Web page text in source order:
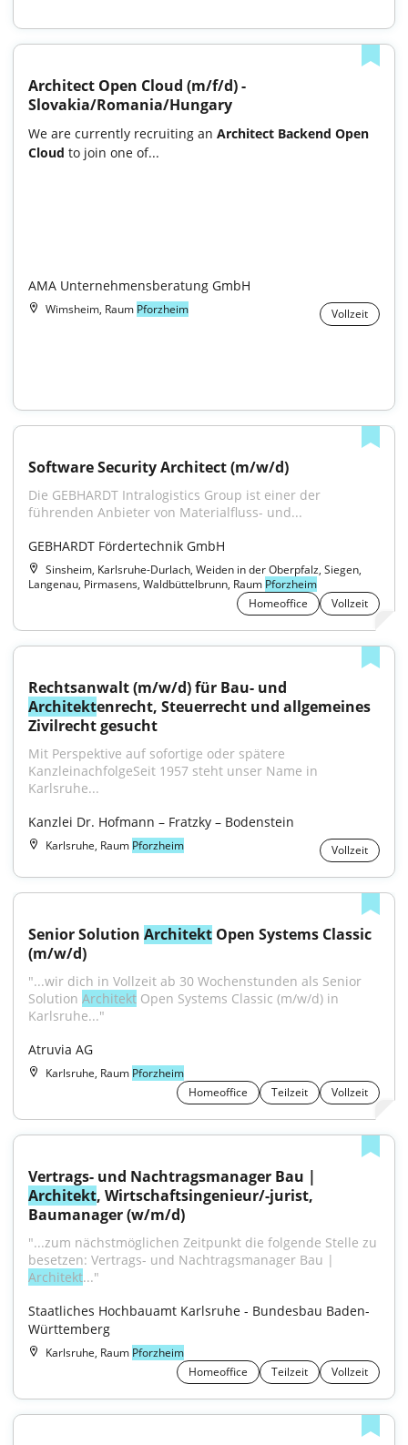
Architect Open Cloud (m/f/d) -
Slovakia/Romania/Hungary
We are currently recruiting an Architect Backend Open
Cloud to join one of...
AMA Unternehmensberatung GmbH
Wimsheim, Raum Pforzheim Vollzeit
Software Security Architect (m/w/d)
Die GEBHARDT Intralogistics Group ist einer der
führenden Anbieter von Materialfluss- und...
GEBHARDT Fördertechnik GmbH
Sinsheim, Karlsruhe-Durlach, Weiden in der Oberpfalz, Siegen,
Langenau, Pirmasens, Waldbüttelbrunn, Raum Pforzheim
Homeoffice
Vollzeit
Architektenrecht, Steuerrecht und allgemeines
Zivilrecht gesucht
Mit Perspektive auf sofortige oder spätere
KanzleinachfolgeSeit 1957 steht unser Name in
Karlsruhe...
Kanzlei Dr. Hofmann – Fratzky – Bodenstein
Karlsruhe, Raum Pforzheim Vollzeit
Senior Solution Architekt Open Systems Classic
(m/w/d)
"...wir dich in Vollzeit ab 30 Wochenstunden als Senior
Solution Architekt Open Systems Classic (m/w/d) in
Karlsruhe..."
Atruvia AG
Karlsruhe, Raum Pforzheim
Homeoffice
Teilzeit Vollzeit
Architekt, Wirtschaftsingenieur/-jurist,
Baumanager (w/m/d)
"...zum nächstmöglichen Zeitpunkt die folgende Stelle zu
Architekt..."
Staatliches Hochbauamt Karlsruhe - Bundesbau Baden-
Württemberg
Karlsruhe, Raum Pforzheim
Homeoffice
Teilzeit Vollzeit